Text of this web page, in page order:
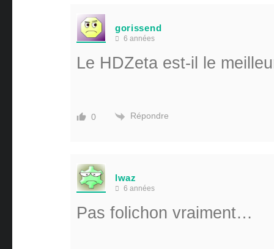
gorissend
6 années
Le HDZeta est-il le
0 Répondre
lwaz
6 années
Pas folichon vraiment…